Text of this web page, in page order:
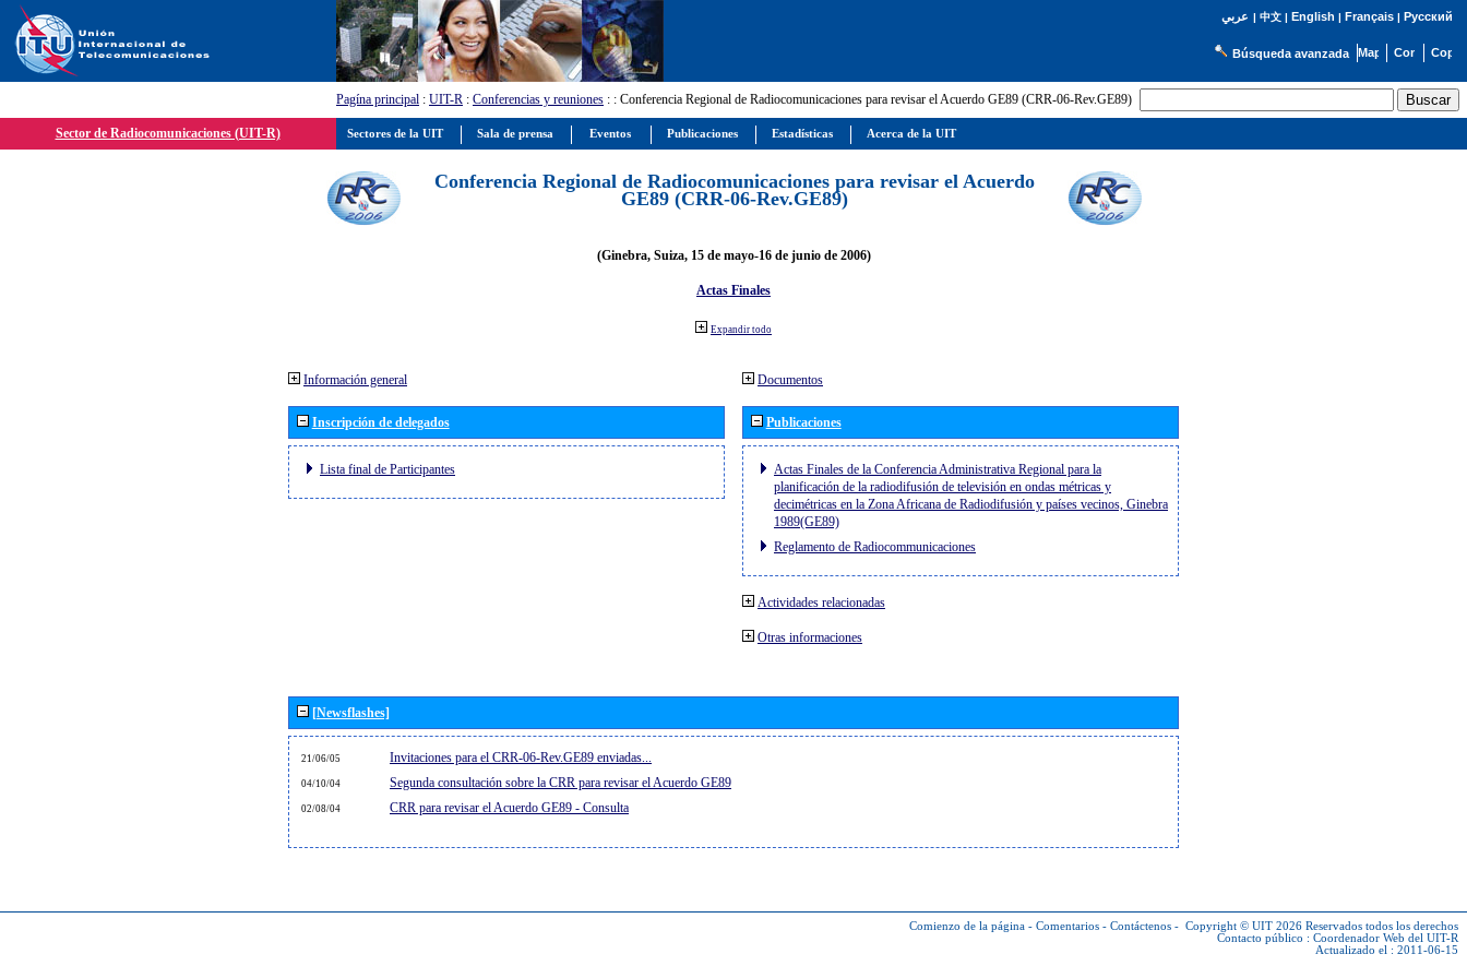
عربي | 中文| English | Français| Русский
Búsqueda avanzada
Pagína principal : UIT-R : Conferencias y reuniones : : Conferencia Regional de Radiocomunicaciones para revisar el Acuerdo GE89 (CRR-06-Rev.GE89)
Sector de Radiocomunicaciones (UIT-R)
Conferencia Regional de Radiocomunicaciones para revisar el Acuerdo
GE89 (CRR-06-Rev.GE89)
(Ginebra, Suiza, 15 de mayo-16 de junio de 2006)
Actas Finales
Expandir todo
Información general
Inscripción de delegados
Lista final de Participantes
Documentos
Publicaciones
Actas Finales de la Conferencia Administrativa Regional para la
planificación de la radiodifusión de televisión en ondas métricas y
decimétricas en la Zona Africana de Radiodifusión y países vecinos, Ginebra
1989(GE89)
Reglamento de Radiocommunicaciones
Actividades relacionadas
Otras informaciones
[Newsflashes]
21/06/05 Invitaciones para el CRR-06-Rev.GE89 enviadas...
04/10/04 Segunda consultación sobre la CRR para revisar el Acuerdo GE89
02/08/04 CRR para revisar el Acuerdo GE89 - Consulta
Comienzo de la página - Comentarios - Contáctenos - Copyright © UIT 2026 Reservados todos los derechos
Contacto público : Coordenador Web del UIT-R
Actualizado el : 2011-06-15
Sectores de la UIT Sala de prensa Eventos Publicaciones Estadísticas Acerca de la UIT